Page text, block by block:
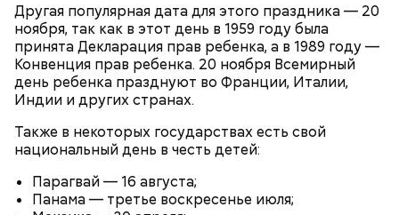
Другая популярная дата для этого праздника — 20
ноября, так как в этот день в 1959 году была
принята Декларация прав ребенка, а в 1989 году —
Конвенция прав ребенка. 20 ноября Всемирный
день ребенка празднуют во Франции, Италии,
Индии и других странах.
Также в некоторых государствах есть свой
национальный день в честь детей:
Парагвай — 16 августа;
Панама — третье воскресенье июля;
Противень ставится в духовку, разогретую до 180–
190 градусов. Спагетти из кабачка нужно запекать